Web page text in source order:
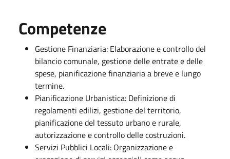
Competenze
Gestione Finanziaria: Elaborazione e controllo del
bilancio comunale, gestione delle entrate e delle
spese, pianificazione finanziaria a breve e lungo
termine.
Pianificazione Urbanistica: Definizione di
regolamenti edilizi, gestione del territorio,
pianificazione del tessuto urbano e rurale,
autorizzazione e controllo delle costruzioni.
Servizi Pubblici Locali: Organizzazione e